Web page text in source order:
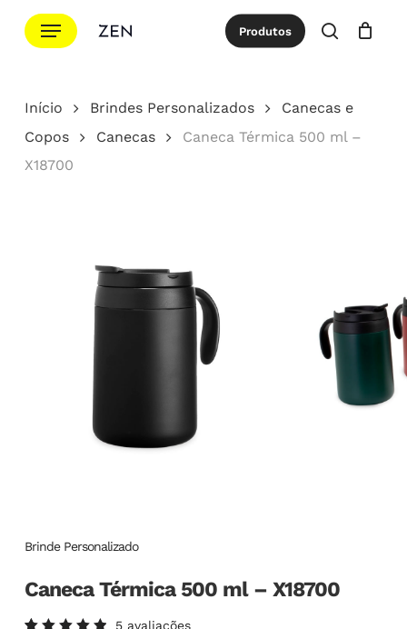
para
principal
Menu Produtos
procurar
Cotação Close
Início Brindes Personalizados
Canecas e
Copos
Canecas
Caneca Térmica 500 ml –
X18700
Brinde Personalizado
Caneca Térmica 500 ml – X18700
5avaliações